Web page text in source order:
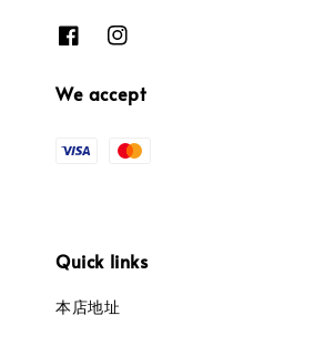
We accept
Quick links
本店地址